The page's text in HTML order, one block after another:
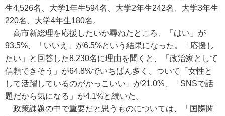
生4,526名、大学1年生594名、大学2年生242名、大学3年生
220名、大学4年生180名。
高市新総理を応援したいか尋ねたところ、「はい」が
93.5%、「いいえ」が6.5%という結果になった。「応援し
たい」と回答した8,230名に理由を聞くと、「政治家として
信頼できそう」が64.8%でいちばん多く、ついで「女性と
して活躍しているのがかっこいい」が21.0%、「SNSで話
題だから気になる」が4.1%と続いた。
政策課題の中で重要だと思うものについては、「国際関